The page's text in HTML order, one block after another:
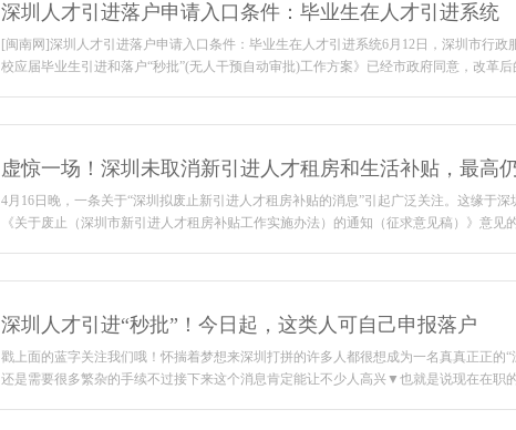
深圳人才引进落户申请入口条件：毕业生在人才引进系统
[闽南网]深圳人才引进落户申请入口条件：毕业生在人才引进系统6月12日，深圳市行
校应届毕业生引进和落户“秒批”(无人干预自动审批)工作方案》已经市政府同意，改革后
虚惊一场！深圳未取消新引进人才租房和生活补贴，最高
4月16日晚，一条关于“深圳拟废止新引进人才租房补贴的消息”引起广泛关注。这缘于
《关于废止（深圳市新引进人才租房补贴工作实施办法）的通知（征求意见稿）》意见
深圳人才引进“秒批”！今日起，这类人可自己申报落户
戳上面的蓝字关注我们哦！怀揣着梦想来深圳打拼的许多人都很想成为一名真真正正的
还是需要很多繁杂的手续不过接下来这个消息肯定能让不少人高兴▼也就是说现在在职